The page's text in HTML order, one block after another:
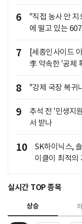
6
"직접 농사 안
에 떨고 있는
7
[세종인사이드
李 약속한 '공제
8 "강제 국장 복귀
9
추석 전 '민생지
서 받나
10
SK하이닉스,
이클이 최적의
실시간 TOP 종목
상승